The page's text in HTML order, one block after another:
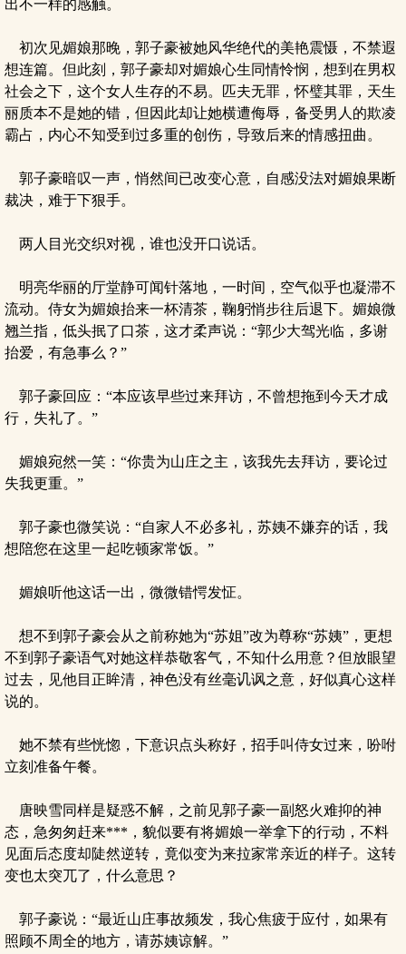
出不一样的感触。
初次见媚娘那晚，郭子豪被她风华绝代的美艳震慑，不禁遐
想连篇。但此刻，郭子豪却对媚娘心生同情怜悯，想到在男权
社会之下，这个女人生存的不易。匹夫无罪，怀璧其罪，天生
丽质本不是她的错，但因此却让她横遭侮辱，备受男人的欺凌
霸占，内心不知受到过多重的创伤，导致后来的情感扭曲。
郭子豪暗叹一声，悄然间已改变心意，自感没法对媚娘果断
裁决，难于下狠手。
两人目光交织对视，谁也没开口说话。
明亮华丽的厅堂静可闻针落地，一时间，空气似乎也凝滞不
流动。侍女为媚娘抬来一杯清茶，鞠躬悄步往后退下。媚娘微
翘兰指，低头抿了口茶，这才柔声说：“郭少大驾光临，多谢
抬爱，有急事么？”
郭子豪回应：“本应该早些过来拜访，不曾想拖到今天才成
行，失礼了。”
媚娘宛然一笑：“你贵为山庄之主，该我先去拜访，要论过
失我更重。”
郭子豪也微笑说：“自家人不必多礼，苏姨不嫌弃的话，我
想陪您在这里一起吃顿家常饭。”
媚娘听他这话一出，微微错愕发怔。
想不到郭子豪会从之前称她为“苏姐”改为尊称“苏姨”，更想
不到郭子豪语气对她这样恭敬客气，不知什么用意？但放眼望
过去，见他目正眸清，神色没有丝毫讥讽之意，好似真心这样
说的。
她不禁有些恍惚，下意识点头称好，招手叫侍女过来，吩咐
立刻准备午餐。
唐映雪同样是疑惑不解，之前见郭子豪一副怒火难抑的神
态，急匆匆赶来***，貌似要有将媚娘一举拿下的行动，不料
见面后态度却陡然逆转，竟似变为来拉家常亲近的样子。这转
变也太突兀了，什么意思？
郭子豪说：“最近山庄事故频发，我心焦疲于应付，如果有
照顾不周全的地方，请苏姨谅解。”